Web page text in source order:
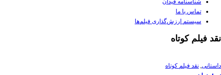
شناسنامه فیدان
تماس با ما
سیستم ارزش‌گذاری فیلم‌ها
نقد فیلم کوتاه
داستانی, نقد فیلم کوتاه